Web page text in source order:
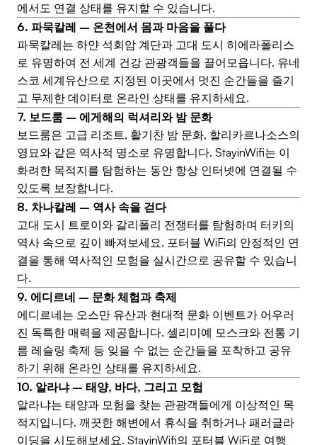
에서도 연결 상태를 유지할 수 있습니다.
6. 파묵칼레 – 온천에서 몸과 마음을 풀다
파묵칼레는 하얀 석회암 계단과 고대 도시 히에라폴리스
로 유명하여 전 세계 건강 관광객들을 끌어모읍니다. 유네
스코 세계유산으로 지정된 이곳에서 멋진 순간들을 즐기
고 무제한 데이터로 온라인 상태를 유지하세요.
7. 보드룸 – 에게해의 럭셔리와 밤 문화
보드룸은 고급 리조트, 활기찬 밤 문화, 할리카르나소스의
영묘와 같은 역사적 명소로 유명합니다. StayinWifi는 이
화려한 목적지를 탐험하는 동안 항상 인터넷에 연결될 수
있도록 보장합니다.
8. 차나칼레 – 역사 속을 걷다
고대 도시 트로이와 갈리폴리 전쟁터를 탐험하며 터키의
역사 속으로 깊이 빠져보세요. 포터블 WiFi의 안정적인 연
결을 통해 역사적인 모험을 실시간으로 공유할 수 있습니
다.
9. 에디르네 – 문화 체험과 축제
에디르네는 오스만 유산과 현대적 문화 이벤트가 어우러
진 독특한 매력을 제공합니다. 셀리미예 모스크와 전통 기
름 레슬링 축제 등 잊을 수 없는 순간들을 포착하고 공유
하기 위해 온라인 상태를 유지하세요.
10. 알라냐 – 태양, 바다, 그리고 모험
알라냐는 태양과 모험을 찾는 관광객들에게 이상적인 목
적지입니다. 깨끗한 해변에서 휴식을 취하거나 패러글라
이딩을 시도해보세요. StayinWifi의 포터블 WiFi로 여행